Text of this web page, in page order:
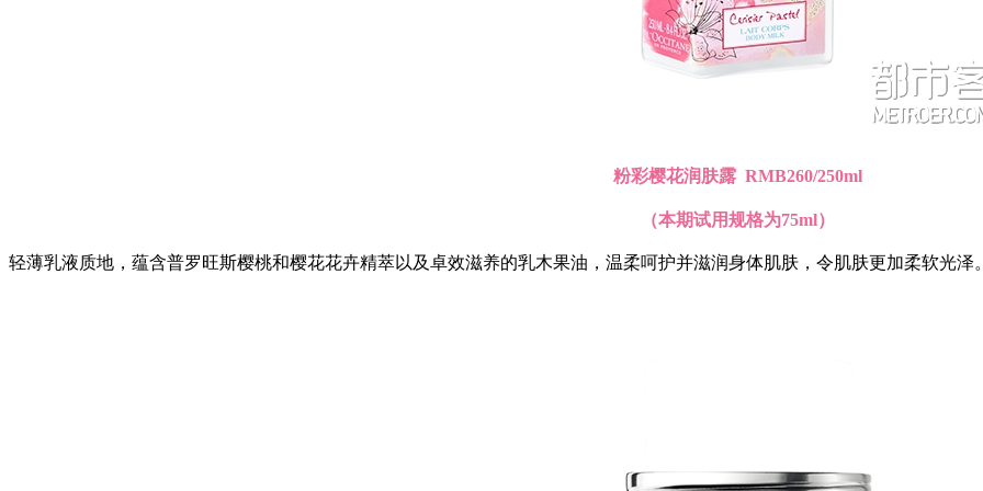
粉彩樱花润肤露 RMB260/250ml
（本期试用规格为75ml）
轻薄乳液质地，蕴含普罗旺斯樱桃和樱花花卉精萃以及卓效滋养的乳木果油，温柔呵护并滋润身体肌肤，令肌肤更加柔软光泽